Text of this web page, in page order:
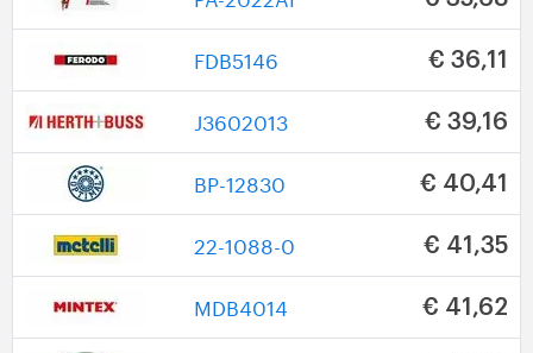
FDB5146 € 36,11
J3602013 € 39,16
BP-12830 € 40,41
22-1088-0 € 41,35
MDB4014 € 41,62